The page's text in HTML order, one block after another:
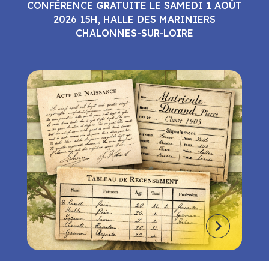
CONFÉRENCE GRATUITE LE SAMEDI 1 AOÛT
2026 15H, HALLE DES MARINIERS
CHALONNES-SUR-LOIRE